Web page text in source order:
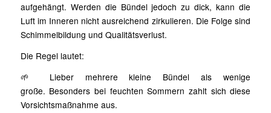
aufgehängt. Werden die Bündel jedoch zu dick, kann die
Luft im Inneren nicht ausreichend zirkulieren. Die Folge sind
Schimmelbildung und Qualitätsverlust.
Die Regel lautet:
🌱 Lieber mehrere kleine Bündel als wenige
große. Besonders bei feuchten Sommern zahlt sich diese
Vorsichtsmaßnahme aus.